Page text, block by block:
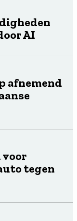
AI
afnemend
voor
tegen